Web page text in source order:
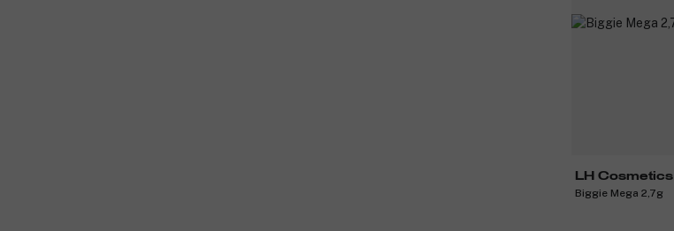
LH Cosmetics
Biggie Mega 2,7g